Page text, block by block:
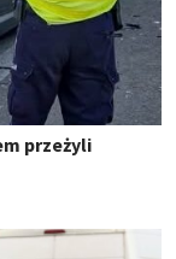
przeżyli